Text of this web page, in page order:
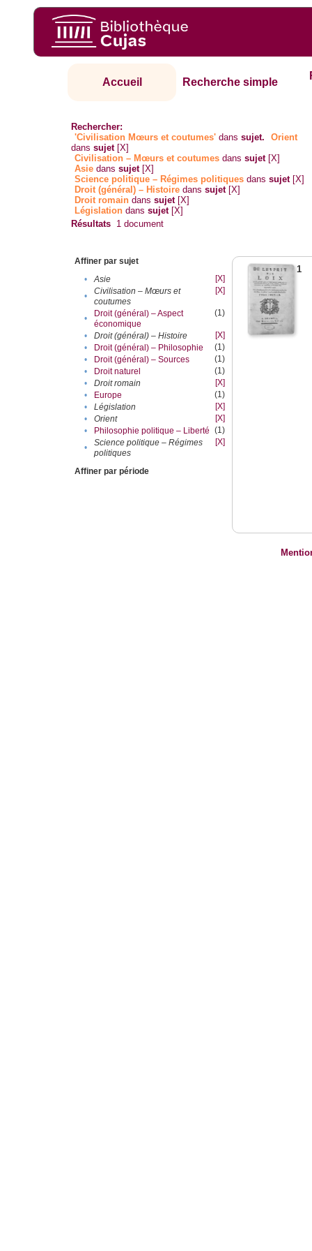
Accueil Recherche simple
Rechercher:
'Civilisation Mœurs et coutumes' danssujet.
Orient
danssujet [X]
Civilisation – Mœurs et coutumes danssujet [X]
Asie danssujet [X]
Science politique – Régimes politiques danssujet [X]
Droit (général) – Histoire danssujet [X]
Droit romain danssujet [X]
Législation danssujet [X]
Résultats 1 document
Affiner par sujet
•
Asie
[X]
•
Civilisation – Mœurs et
coutumes
[X]
•
Droit (général) – Aspect
économique
(1)
• Droit (général) – Histoire
[X]
•
Droit (général) – Philosophie
(1)
•
Droit (général) – Sources
(1)
•
Droit naturel
(1)
•
Droit romain
[X]
•
Europe
(1)
•
Législation
[X]
•
Orient
[X]
•
Philosophie politique – Liberté (1)
•
Science politique – Régimes
politiques
[X]
Affiner par période
1